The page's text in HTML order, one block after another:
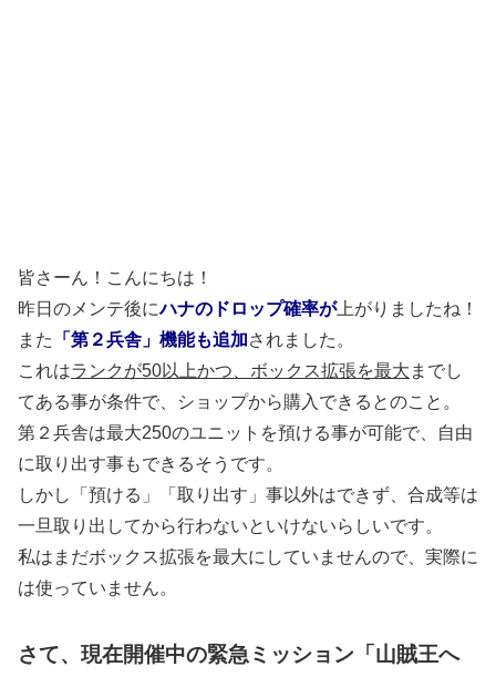
皆さーん！こんにちは！
昨日のメンテ後にハナのドロップ確率が上がりましたね！
また
「第２兵舎」機能も追加されました。
これはランクが50以上かつ、ボックス拡張を最大 までし
てある事が条件で、ショップから購入できるとのこと。
第２兵舎は最大250のユニットを預ける事が可能で、自由
に取り出す事もできるそうです。
しかし「預ける」「取り出す」事以外はできず、合成等は
一旦取り出してから行わないといけないらしいです。
私はまだボックス拡張を最大にしていませんので、実際に
は使っていません。
さて、現在開催中の緊急ミッション「山賊王へ